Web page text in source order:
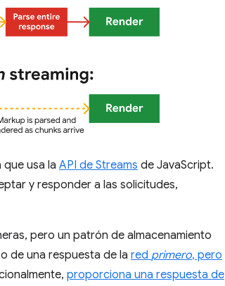
usa la API de Streams de JavaScript.
y responder a las solicitudes,
pero un patrón de almacenamiento
de una respuesta de la red primero, pero
proporciona una respuesta de